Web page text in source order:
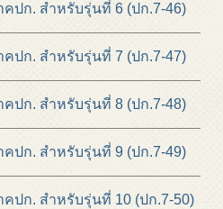
ปก. สำหรับรุ่นที่ 6 (ปก.7-46)
ปก. สำหรับรุ่นที่ 7 (ปก.7-47)
ปก. สำหรับรุ่นที่ 8 (ปก.7-48)
ปก. สำหรับรุ่นที่ 9 (ปก.7-49)
ปก. สำหรับรุ่นที่ 10 (ปก.7-50)